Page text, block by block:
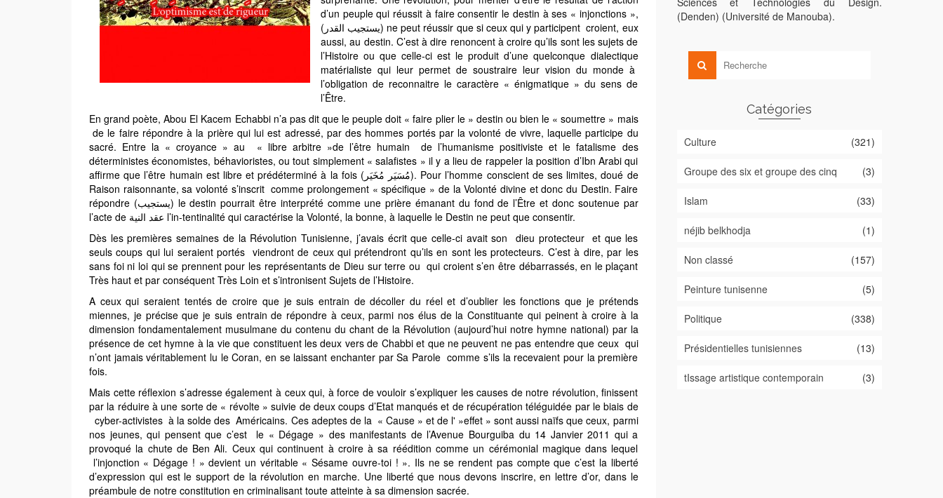
d’un peuple qui réussit à faire consentir le destin à ses « injonctions »,
(يستجيب القدر) ne peut réussir que si ceux qui y participent croient, eux
aussi, au destin. C’est à dire renoncent à croire qu’ils sont les sujets de
l’Histoire ou que celle-ci est le produit d’une quelconque dialectique
matérialiste qui leur permet de soustraire leur vision du monde à
l’obligation de reconnaitre le caractère « énigmatique » du sens de
l’Être.
En grandpoète, Abou El Kacem Echabbi n’a pas dit que le peuple doit « faire plier le » destin ou bien le « soumettre » mais
de le faire répondre à la prière qui lui est adressé, par des hommes portés par la volonté de vivre, laquelle participe du
sacré. Entre la « croyance » au « libre arbitre »de l’être humain de l’humanisme positiviste et le fatalisme des
déterministes économistes, béhavioristes, ou tout simplement « salafistes » il y a lieu de rappeler la position d’Ibn Arabi qui
affirme que l’être humain est libre et prédéterminé à la fois (مُسَيَر مُخَيَر). Pour l’homme conscient de ses limites, doué de
Raison raisonnante, sa volonté s’inscrit comme prolongement « spécifique » de la Volonté divine et donc du Destin. Faire
répondre (يستجيب) le destin pourrait être interprété comme une prière émanant du fond de l’Être et donc soutenue par
l’acte de عقد النية l’in-tentinalité qui caractérise la Volonté, la bonne, à laquelle le Destin ne peut que consentir.
Dès les premières semaines de la Révolution Tunisienne, j’avais écrit que celle-ci avait son dieu protecteur et que les
seuls coups qui lui seraient portés viendront de ceux qui prétendront qu’ils en sont les protecteurs. C’est à dire, par les
sans foi ni loi qui se prennent pour les représentants de Dieu sur terre ou qui croient s’en être débarrassés, en le plaçant
Très haut et par conséquent Très Loin et s’intronisent Sujets de l’Histoire.
A ceux qui seraient tentés de croire que je suis entrain de décoller du réel et d’oublier les fonctions que je prétends
miennes, je précise que je suis entrain de répondre à ceux, parmi nos élus de la Constituante qui peinent à croire à la
dimension fondamentalement musulmane du contenu du chant de la Révolution (aujourd’hui notre hymne national) par la
présence de cet hymne à la vie que constituent les deux vers de Chabbi et que ne peuvent ne pas entendre que ceux qui
n’ont jamais véritablement lu le Coran, en se laissant enchanter par Sa Parole comme s’ils la recevaient pour la première
fois.
Mais cette réflexion s’adresse également à ceux qui, à force de vouloir s’expliquer les causes de notre révolution, finissent
par la réduire à une sorte de « révolte » suivie de deux coups d’Etat manqués et de récupération téléguidée par le biais de
cyber-activistes à la solde des Américains. Ces adeptes de la « Cause » et de l' »effet » sont aussi naïfs que ceux, parmi
nos jeunes, qui pensent que c’est le « Dégage » des manifestants de l’Avenue Bourguiba du 14 Janvier 2011 qui a
provoqué la chute de Ben Ali. Ceux qui continuent à croire à sa réédition comme un cérémonial magique dans lequel
l’injonction « Dégage ! » devient un véritable «Sésame ouvre-toi! ». Ils ne se rendent pas compte que c’est la liberté
d’expression qui est le support de la révolution en marche. Une liberté que nous devons inscrire, en lettre d’or, dans le
préambule de notre constitution en criminalisant toute atteinte à sa dimension sacrée.
(Denden) (Université de Manouba).
Catégories
Culture (321)
Groupe des six et groupe des cinq (3)
Islam (33)
néjib belkhodja (1)
Non classé (157)
Peinture tunisenne (5)
Politique (338)
Présidentielles tunisiennes (13)
tIssage artistique contemporain (3)